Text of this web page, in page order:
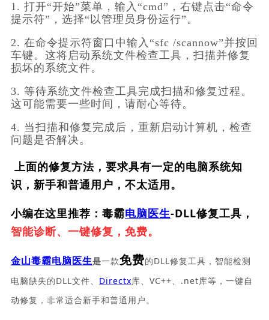
1. 打开“开始”菜单，输入“cmd”，右键点击“命令
提示符”，选择“以管理员身份运行”。
2. 在命令提示符窗口中输入“sfc /scannow”并按回
车键。这将启动系统文件检查工具，扫描并修复
损坏的系统文件。
3. 等待系统文件检查工具完成扫描和修复过程。
这可能需要一些时间，请耐心等待。
4. 当扫描和修复完成后，重新启动计算机，检查
问题是否解决。
上面的修复方法，要求具有一定的电脑系统知
识，新手和普通用户，不太适用。
小编在这里推荐：毒霸电脑医生-DLL修复工具，
智能诊断、一键修复，免费。
金山毒霸电脑医生是一款免费的DLL修复工具，智能检测
电脑缺失的DLL文件、 Directx库、VC++、.net库等，一键自
动修复，非常适合新手和普通用户。